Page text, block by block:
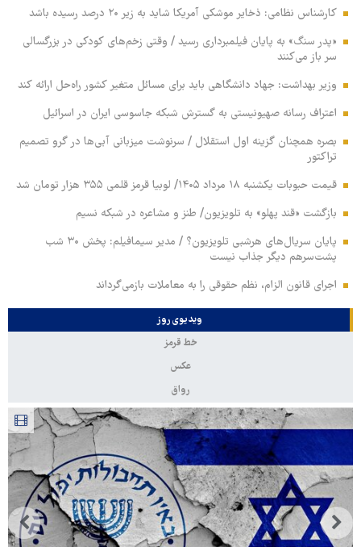
کارشناس نظامی: ذخایر موشکی آمریکا شاید به زیر ۲۰ درصد رسیده باشد
«پدر سنگ» به پایان فیلمبرداری رسید / وقتی زخم‌های کودکی در بزرگسالی
سر باز می‌کنند
وزیر بهداشت: جهاد دانشگاهی باید برای مسائل متغیر کشور راه‌حل ارائه کند
اعتراف رسانه صهیونیستی به گسترش شبکه جاسوسی ایران در اسرائیل
بصره همچنان گزینه اول استقلال / سرنوشت میزبانی آبی‌ها در گرو تصمیم
تراکتور
قیمت حبوبات یکشنبه ۱۸ مرداد ۱۴۰۵/ لوبیا قرمز قلمی ۳۵۵ هزار تومان شد
بازگشت «قند پهلو» به تلویزیون/ طنز و مشاعره در شبکه نسیم
پایان سریال‌های هرشبی تلویزیون؟ / مدیر سیمافیلم: پخش ۳۰ شب
پشت‌سرهم دیگر جذاب نیست
اجرای قانون الزام، نظم حقوقی را به معاملات بازمی‌گرداند
ویدیوی روز
خط قرمز
عکس
رواق